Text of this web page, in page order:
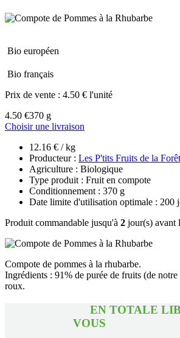
Bio européen
Bio français
Prix de vente : 4.50 € l'unité
4.50 €370 g
Choisir une livraison
12.16 € / kg
Producteur : Les P'tits Fruits de la Forêt
Agriculture : Biologique
Type produit : Fruit en compote
Conditionnement : 370 g
Date limite d'utilisation optimale : 200
Produit commandable jusqu'à 2 jour(s) avant
Compote de pommes à la rhubarbe.
Ingrédients : 91% de purée de fruits (de
roux.
EN TOTALE